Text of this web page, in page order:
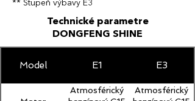
** Stupeň výbavy E3
Technické parametre
DONGFENG SHINE
Model E1 E3
Atmosférický
Atmosférický